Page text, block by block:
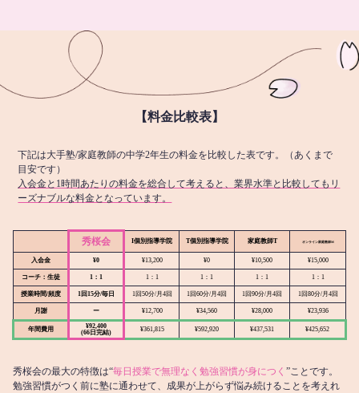
【料金比較表】
下記は大手塾/家庭教師の中学2年生の料金を比較した表です。（あくまで
目安です）
入会金と1時間あたりの料金を総合して考えると、業界水準と比較してもリ
ーズナブルな料金となっています。
秀桜会 I個別指導学院 T個別指導学院 家庭教師T オンライン家庭教師M
入会金 ¥0 ¥13,200 ¥0 ¥10,500 ¥15,000
コーチ：生徒 1：1 1：1 1：1 1：1 1：1
授業時間/頻度 1回15分/毎日 1回50分/月4回 1回60分/月4回 1回90分/月4回 1回80分/月4回
月謝 ー ¥12,700 ¥34,560 ¥28,000 ¥23,936
年間費用
¥92,400
(66日完結)
¥361,815 ¥592,920 ¥437,531 ¥425,652
秀桜会の最大の特徴は“毎日授業で無理なく勉強習慣が身につく ”ことです。
勉強習慣がつく前に塾に通わせて、成果が上がらず悩み続けることを考えれ